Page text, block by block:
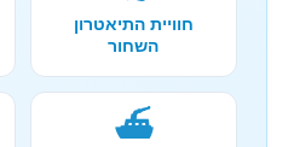
חוויית התיאטרון
השחור
⛴️